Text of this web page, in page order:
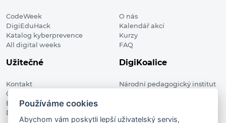
CodeWeek
DigiEduHack
Katalog kyberprevence
All digital weeks
O nás
Kalendář akcí
Kurzy
FAQ
Užitečné
Kontakt
Členské organizace
Blog
Digitalizace ve vzdělávání
DigiKoalice
Národní pedagogický institut
Používáme cookies
Abychom vám poskytli lepší uživatelský servis,